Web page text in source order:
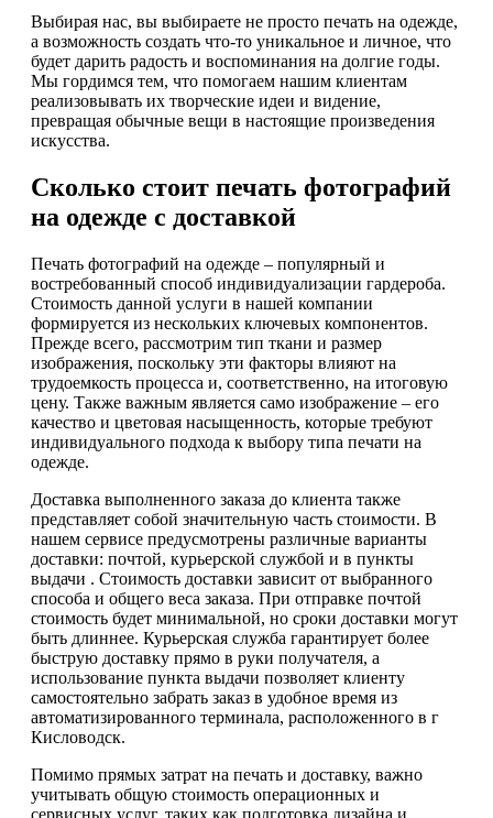
Выбирая нас, вы выбираете не просто печать на одежде,
а возможность создать что-то уникальное и личное, что
будет дарить радость и воспоминания на долгие годы.
Мы гордимся тем, что помогаем нашим клиентам
реализовывать их творческие идеи и видение,
превращая обычные вещи в настоящие произведения
искусства.
Сколько стоит печать фотографий
на одежде с доставкой
Печать фотографий на одежде – популярный и
востребованный способ индивидуализации гардероба.
Стоимость данной услуги в нашей компании
формируется из нескольких ключевых компонентов.
Прежде всего, рассмотрим тип ткани и размер
изображения, поскольку эти факторы влияют на
трудоемкость процесса и, соответственно, на итоговую
цену. Также важным является само изображение – его
качество и цветовая насыщенность, которые требуют
индивидуального подхода к выбору типа печати на
одежде.
Доставка выполненного заказа до клиента также
представляет собой значительную часть стоимости. В
нашем сервисе предусмотрены различные варианты
доставки: почтой, курьерской службой и в пункты
выдачи . Стоимость доставки зависит от выбранного
способа и общего веса заказа. При отправке почтой
стоимость будет минимальной, но сроки доставки могут
быть длиннее. Курьерская служба гарантирует более
быструю доставку прямо в руки получателя, а
использование пункта выдачи позволяет клиенту
самостоятельно забрать заказ в удобное время из
автоматизированного терминала, расположенного в г
Кисловодск.
Помимо прямых затрат на печать и доставку, важно
учитывать общую стоимость операционных и
сервисных услуг, таких как подготовка дизайна и